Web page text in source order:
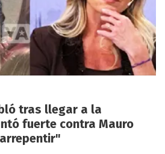
tras llegar a la
fuerte contra Mauro